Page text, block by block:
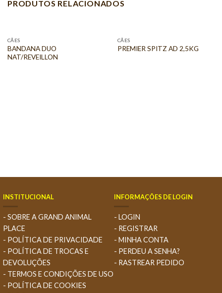
PRODUTOS RELACIONADOS
CÃES
BANDANA DUO
NAT/REVEILLON
CÃES
PREMIER SPITZ AD 2,5KG
INSTITUCIONAL
- SOBRE A GRAND ANIMAL
PLACE
- POLÍTICA DE PRIVACIDADE
- POLÍTICA DE TROCAS E
DEVOLUÇÕES
- TERMOS E CONDIÇÕES DE USO
- POLÍTICA DE COOKIES
INFORMAÇÕES DE LOGIN
- LOGIN
- REGISTRAR
- MINHA CONTA
- PERDEU A SENHA?
- RASTREAR PEDIDO